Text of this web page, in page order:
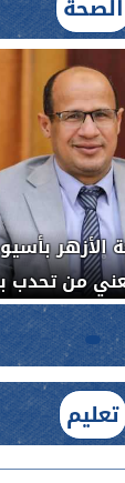
الصحة
مع هيئة
رقابية مكبرة
المخالفة
تعليم